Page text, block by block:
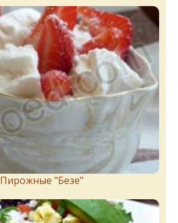
Пирожныe "Бeзe"